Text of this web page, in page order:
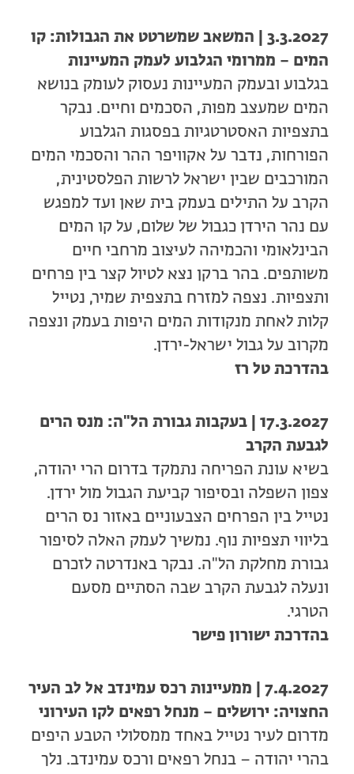
3.3.2027 | המשאב שמשרטט את הגבולות: קו
המים – ממרומי הגלבוע לעמק המעיינות
בגלבוע ובעמק המעיינות נעסוק לעומק בנושא
המים שמעצב מפות, הסכמים וחיים. נבקר
בתצפיות האסטרטגיות בפסגות הגלבוע
הפורחות, נדבר על אקוויפר ההר והסכמי המים
המורכבים שבין ישראל לרשות הפלסטינית,
הקרב על התילים בעמק בית שאן ועד למפגש
עם נהר הירדן כגבול של שלום, על קו המים
הבינלאומי והכמיהה לעיצוב מרחבי חיים
משותפים. בהר ברקן נצא לטיול קצר בין פרחים
ותצפיות. נצפה למזרח בתצפית שמיר, נטייל
קלות לאחת מנקודות המים היפות בעמק ונצפה
מקרוב על גבול ישראל-ירדן.
בהדרכת טל רז
17.3.2027 | בעקבות גבורת הל"ה: מנס הרים
לגבעת הקרב
בשיא עונת הפריחה נתמקד בדרום הרי יהודה,
צפון השפלה ובסיפור קביעת הגבול מול ירדן.
נטייל בין הפרחים הצבעוניים באזור נס הרים
בליווי תצפיות נוף. נמשיך לעמק האלה לסיפור
גבורת מחלקת הל"ה. נבקר באנדרטה לזכרם
ונעלה לגבעת הקרב שבה הסתיים מסעם
הטרגי.
בהדרכת ישורון פישר
7.4.2027 | ממעיינות רכס עמינדב אל לב העיר
החצויה: ירושלים – מנחל רפאים לקו העירוני
מדרום לעיר נטייל באחד ממסלולי הטבע היפים
בהרי יהודה – בנחל רפאים ורכס עמינדב. נלך